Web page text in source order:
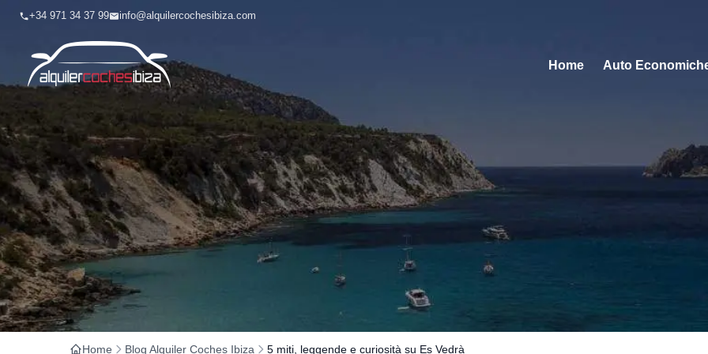
+34 971 34 37 99 info@alquilercochesibiza.com
Home Auto
Home Blog Alquiler Coches Ibiza 5 miti, leggende e curiosità su Es Vedrà